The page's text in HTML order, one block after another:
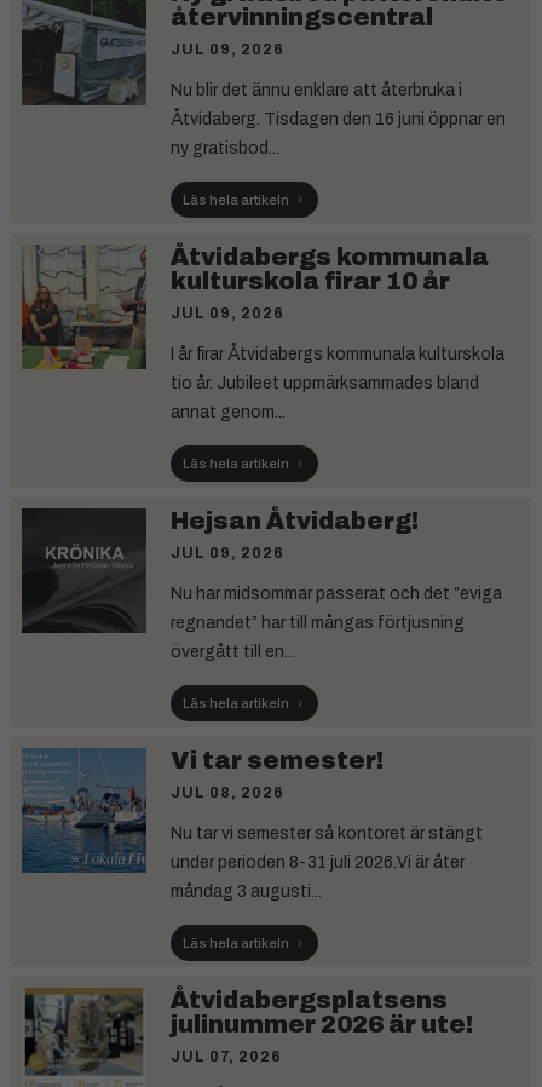
återvinningscentral
JUL 09, 2026
Nu blir det ännu enklare att återbruka i
Åtvidaberg. Tisdagen den 16 juni öppnar en
ny gratisbod...
Läs hela artikeln
Åtvidabergs kommunala
kulturskola firar 10 år
JUL 09, 2026
I år firar Åtvidabergs kommunala kulturskola
tio år. Jubileet uppmärksammades bland
annat genom...
Läs hela artikeln
Hejsan Åtvidaberg!
JUL 09, 2026
Nu har midsommar passerat och det ”eviga
regnandet” har till mångas förtjusning
övergått till en...
Läs hela artikeln
Vi tar semester!
JUL 08, 2026
Nu tar vi semester så kontoret är stängt
under perioden 8-31 juli 2026.Vi är åter
måndag 3 augusti...
Läs hela artikeln
Åtvidabergsplatsens
julinummer 2026 är ute!
JUL 07, 2026